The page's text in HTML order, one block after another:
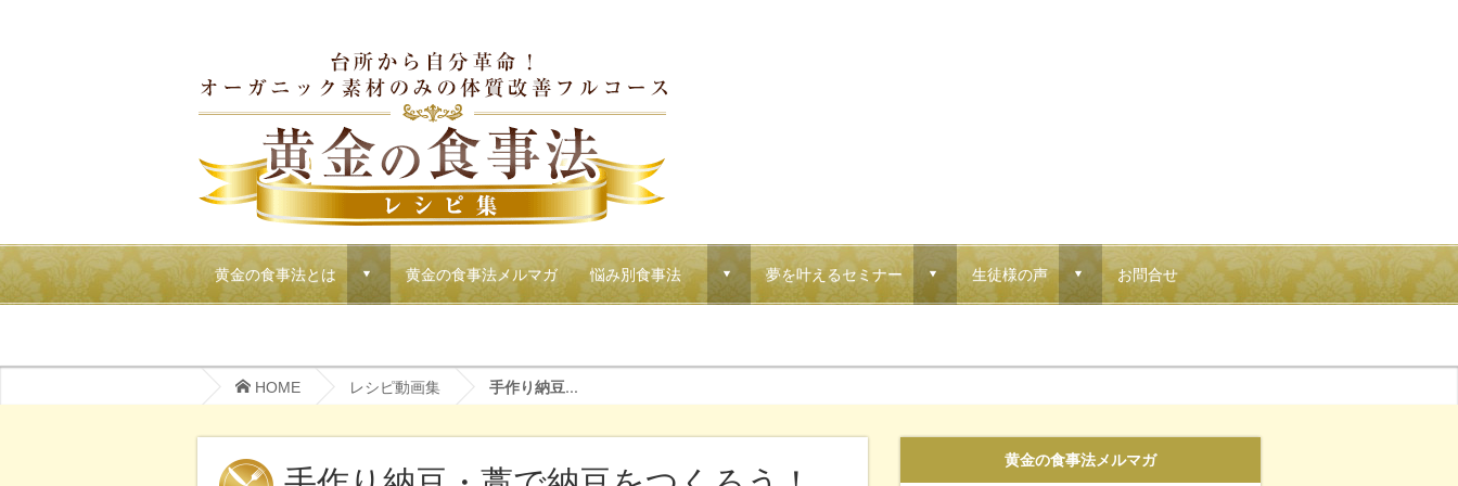
黄金の食事法とは d 黄金の食事法メルマガ 悩み別食事法 d 夢を叶えるセミナー d 生徒様の声 d お問合せ
HOME レシピ動画集 手作り納豆...
黄金の食事法メルマガ